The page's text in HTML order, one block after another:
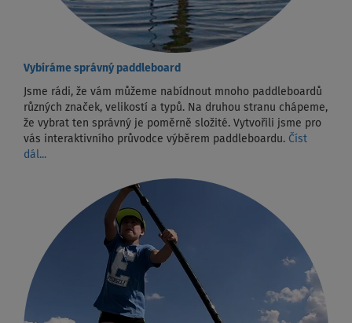
Vybíráme správný paddleboard
Jsme rádi, že vám můžeme nabídnout mnoho paddleboardů
různých značek, velikostí a typů. Na druhou stranu chápeme,
že vybrat ten správný je poměrně složité. Vytvořili jsme pro
vás interaktivního průvodce výběrem paddleboardu. Číst
dál...